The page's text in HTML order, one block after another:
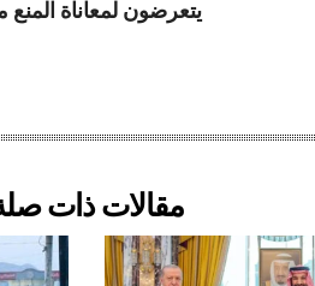
يتعرضون لمعاناة
مقالات ذات